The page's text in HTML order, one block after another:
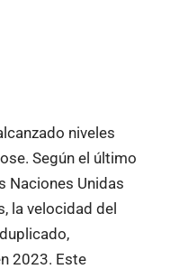
niveles
Según el último
Naciones Unidas
la velocidad del
2023. Este